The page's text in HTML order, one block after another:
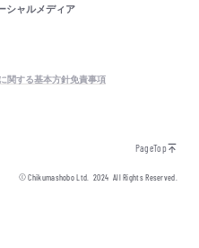
シャルメディア
関する基本方針免責事項
PageTop
© Chikumashobo Ltd.2024 All Rights Reserved.